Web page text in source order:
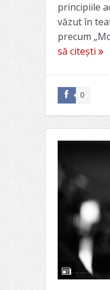
principiile
văzut în
precum
să citești
0